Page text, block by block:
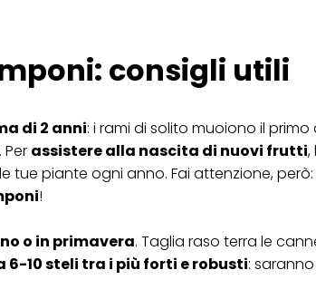
consigli utili
di 2 anni: i rami di solito muoiono il primo
assistere alla nascita di nuovi frutti,
tue piante ogni anno. Fai attenzione, però:
!
o in primavera. Taglia raso terra le
6-10 steli tra i più forti e robusti: